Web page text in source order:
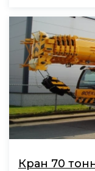
Кран 70